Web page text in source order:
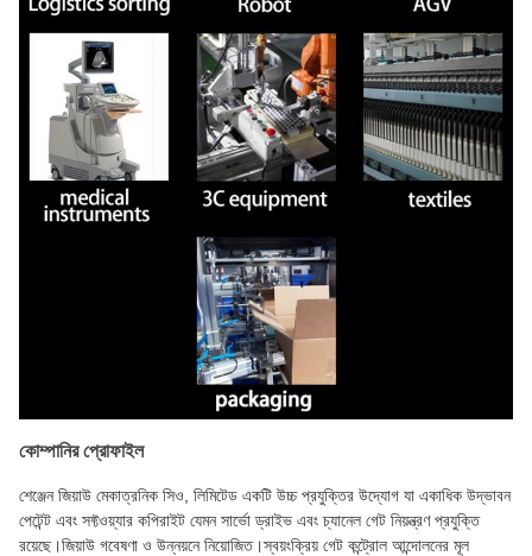
কোম্পানির প্রোফাইল
শেঞ্জেন জিয়াউ মেকাত্রনিক সিও, লিমিটেড একটি উচ্চ প্রযুক্তির উদ্যোগ যা একাধিক উদ্ভাবন
পেটেন্ট এবং সফ্টওয়্যার কপিরাইট যেমন সার্ভো ড্রাইভ এবং চ্যানেল গেট নিয়ন্ত্রণ প্রযুক্তি
রয়েছে।জিয়াউ গবেষণা ও উন্নয়নে নিয়োজিত।স্বয়ংক্রিয় গেট কন্ট্রোল আন্দোলনের মূল